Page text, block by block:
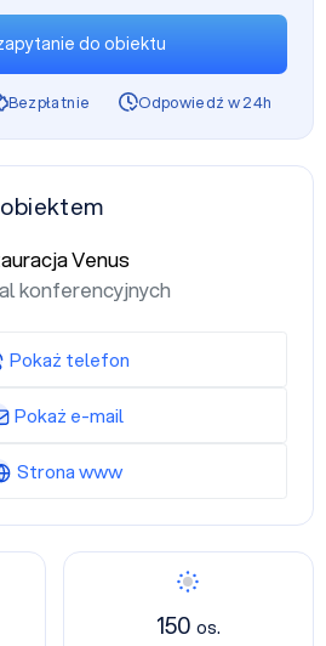
Bankiet
150 os.
do obiektu
Bezpłatnie Odpowiedź w 24h
Venus
konferencyjnych
Pokaż telefon
Pokaż e-mail
Strona www